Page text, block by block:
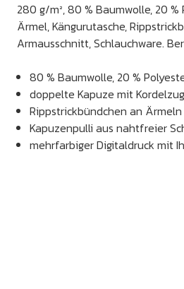
280 g/m², 80 % Baumwolle, 20
Ärmel, Kängurutasche,
Armausschnitt, Schlauchware.
80 % Baumwolle, 20 %
doppelte Kapuze mit Kordelzug
Rippstrickbündchen an
Kapuzenpulli aus nahtfreier
mehrfarbiger Digitaldruck mit